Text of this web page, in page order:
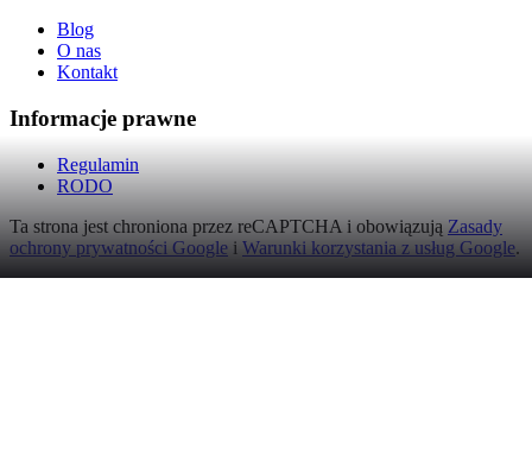
Blog
O nas
Kontakt
Informacje prawne
Regulamin
RODO
Ta strona jest chroniona przez reCAPTCHA i obowiązują Zasady
ochrony prywatności Google i Warunki korzystania z usług Google.